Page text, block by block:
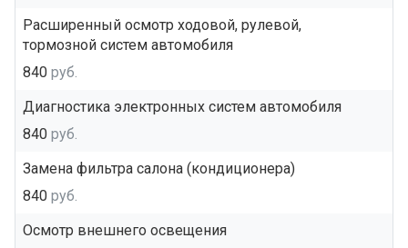
Расширенный осмотр ходовой, рулевой,
тормозной систем автомобиля
840 руб.
Диагностика электронных систем автомобиля
840 руб.
Замена фильтра салона (кондиционера)
840 руб.
Осмотр внешнего освещения